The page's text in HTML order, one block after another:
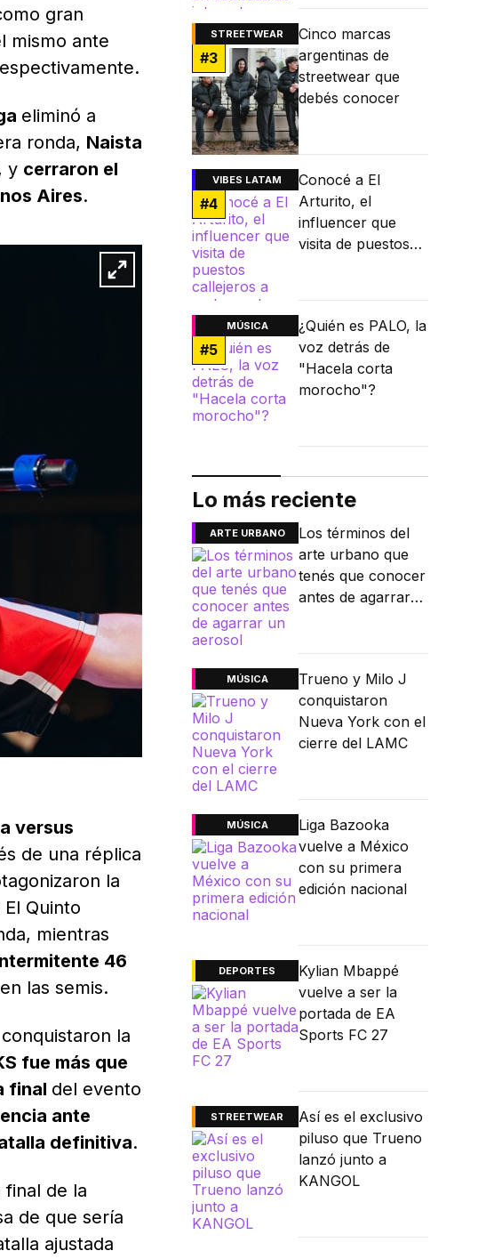
gran
mismo ante
eliminó a
ronda, Naista
y cerraron el
Aires.
versus
de una réplica
la
Quinto
mientras
46
las semis.
la
fue más que
final del evento
ante
definitiva.
de la
de que sería
ajustada
STREETWEAR
#3
Cinco marcas
argentinas de
streetwear que
debés conocer
VIBES LATAM
#4
Conocé a El
Arturito, el
influencer que
visita de puestos
MÚSICA
#5
¿Quién es PALO, la
voz detrás de
"Hacela corta
morocho"?
Lo más reciente
ARTE URBANO
Los términos del
arte urbano que
tenés que conocer
antes de agarrar
MÚSICA
Trueno y Milo J
conquistaron
Nueva York con el
cierre del LAMC
MÚSICA
Liga Bazooka
vuelve a México
con su primera
edición nacional
DEPORTES
Kylian Mbappé
vuelve a ser la
portada de EA
Sports FC 27
STREETWEAR
Así es el exclusivo
piluso que Trueno
lanzó junto a
KANGOL